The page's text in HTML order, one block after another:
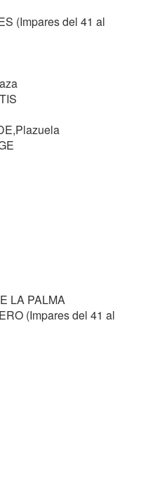
(Impares del 41 al
LA PALMA
(Impares del 41 al